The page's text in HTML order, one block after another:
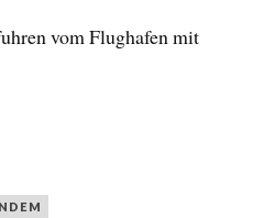
vom Flughafen mit